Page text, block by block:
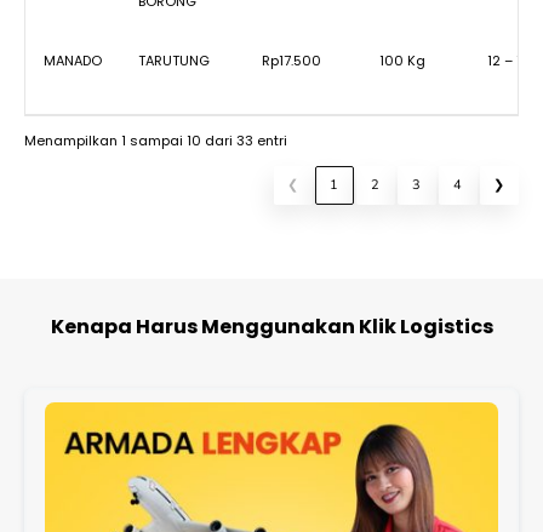
MANADO TARUTUNG Rp17.500 100 Kg 12 – 15
Menampilkan 1 sampai 10 dari 33 entri
❮ 1 2 3 4 ❯
Kenapa Harus Menggunakan Klik Logistics